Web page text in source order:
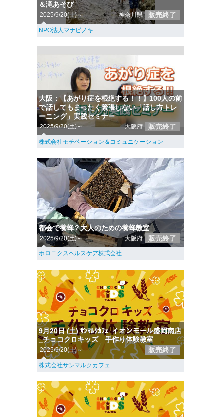
＆滝あそび
2025/9/20(土)～ 神奈川県 販売終了
NPO法人マナビノキ
大阪：【あがり症を根絶する！！】100人の前
で話してもまったく緊張しない「話し方トレ
ーニング」実践セミナー
2025/9/20(土)～ 大阪府 販売終了
株式会社モチベーション＆コミュニケーション
都会で養蜂？大人のための養蜂教室
2025/9/20(土)～ 大阪府 販売終了
ホロニクスヘルスケア株式会社
9月20日 (土) ｻﾝﾏﾙｸｶﾌｪ_イオンモール盛岡南店
_チョコクロキッズ 手作り体験教室
2025/9/20(土)～ 販売終了
株式会社サンマルクカフェ